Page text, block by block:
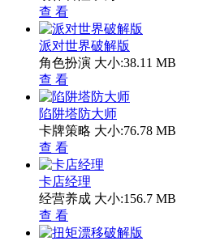
查 看
派对世界破解版
角色扮演 大小:38.11 MB
查 看
陷阱塔防大师
卡牌策略 大小:76.78 MB
查 看
卡店经理
经营养成 大小:156.7 MB
查 看